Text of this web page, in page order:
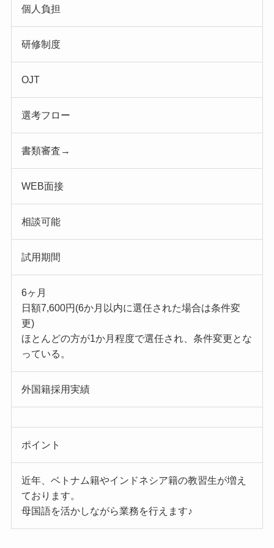
個人負担
研修制度
OJT
選考フロー
書類審査→
WEB面接
相談可能
試用期間
6ヶ月
日額7,600円(6か月以内に選任された場合は条件変
更)
ほとんどの方が1か月程度で選任され、条件変更とな
っている。
外国籍採用実績
ポイント
近年、ベトナム籍やインドネシア籍の教習生が増え
ております。
母国語を活かしながら業務を行えます♪